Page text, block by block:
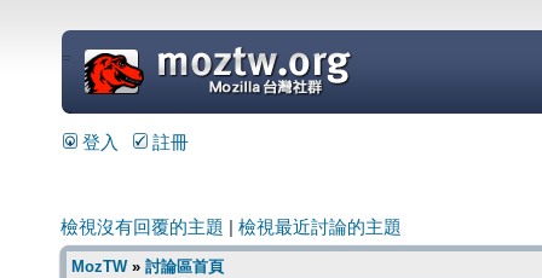
=
登入 註冊
檢視沒有回覆的主題 檢視最近討論的主題
MozTW» 討論區首頁